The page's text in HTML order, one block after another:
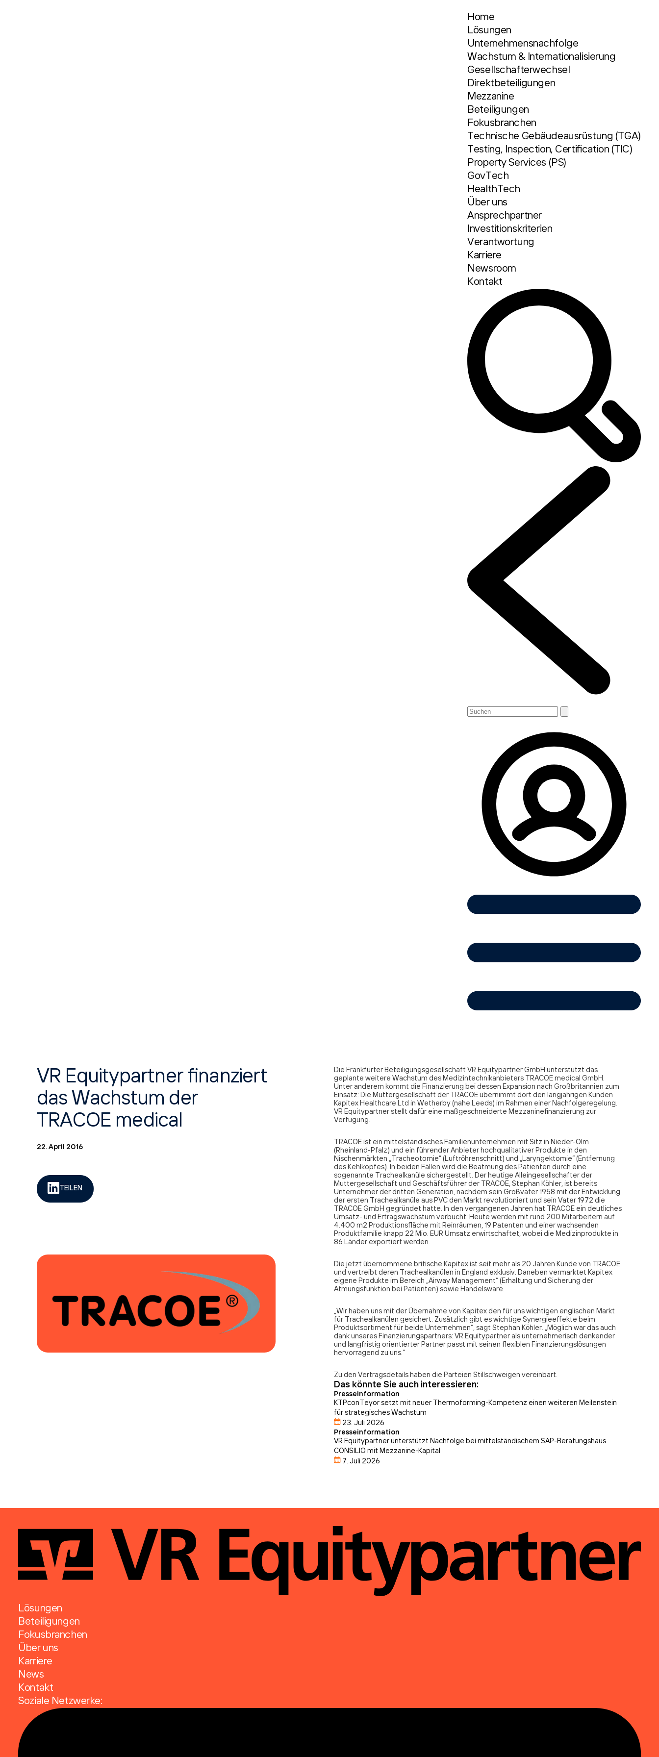
Home
Lösungen
Unternehmensnachfolge
Wachstum & Internationalisierung
Gesellschafterwechsel
Direktbeteiligungen
Mezzanine
Beteiligungen
Fokusbranchen
Technische Gebäudeausrüstung (TGA)
Testing, Inspection, Certification (TIC)
Property Services (PS)
GovTech
HealthTech
Über uns
Ansprechpartner
Investitionskriterien
Verantwortung
Karriere
Newsroom
Kontakt
VR Equitypartner finanziert
das Wachstum der
TRACOE medical
22. April 2016
TEILEN
Die Frankfurter Beteiligungsgesellschaft VR Equitypartner GmbH unterstützt das
geplante weitere Wachstum des Medizintechnikanbieters TRACOE medical GmbH.
Unter anderem kommt die Finanzierung bei dessen Expansion nach Großbritannien zum
Einsatz: Die Muttergesellschaft der TRACOE übernimmt dort den langjährigen Kunden
Kapitex Healthcare Ltd in Wetherby (nahe Leeds) im Rahmen einer Nachfolgeregelung.
VR Equitypartner stellt dafür eine maßgeschneiderte Mezzaninefinanzierung zur
Verfügung.
TRACOE ist ein mittelständisches Familienunternehmen mit Sitz in Nieder-Olm
(Rheinland-Pfalz) und ein führender Anbieter hochqualitativer Produkte in den
Nischenmärkten „Tracheotomie” (Luftröhrenschnitt) und „Laryngektomie“ (Entfernung
des Kehlkopfes). In beiden Fällen wird die Beatmung des Patienten durch eine
sogenannte Trachealkanüle sichergestellt. Der heutige Alleingesellschafter der
Muttergesellschaft und Geschäftsführer der TRACOE, Stephan Köhler, ist bereits
Unternehmer der dritten Generation, nachdem sein Großvater 1958 mit der Entwicklung
der ersten Trachealkanüle aus PVC den Markt revolutioniert und sein Vater 1972 die
TRACOE GmbH gegründet hatte. In den vergangenen Jahren hat TRACOE ein deutliches
Umsatz- und Ertragswachstum verbucht: Heute werden mit rund 200 Mitarbeitern auf
4.400 m2 Produktionsfläche mit Reinräumen, 19 Patenten und einer wachsenden
Produktfamilie knapp 22 Mio. EUR Umsatz erwirtschaftet, wobei die Medizinprodukte in
86 Länder exportiert werden.
Die jetzt übernommene britische Kapitex ist seit mehr als 20 Jahren Kunde von TRACOE
und vertreibt deren Trachealkanülen in England exklusiv. Daneben vermarktet Kapitex
eigene Produkte im Bereich „Airway Management“ (Erhaltung und Sicherung der
Atmungsfunktion bei Patienten) sowie Handelsware.
„Wir haben uns mit der Übernahme von Kapitex den für uns wichtigen englischen Markt
für Trachealkanülen gesichert. Zusätzlich gibt es wichtige Synergieeffekte beim
Produktsortiment für beide Unternehmen“, sagt Stephan Köhler. „Möglich war das auch
dank unseres Finanzierungspartners: VR Equitypartner als unternehmerisch denkender
und langfristig orientierter Partner passt mit seinen flexiblen Finanzierungslösungen
hervorragend zu uns.“
Zu den Vertragsdetails haben die Parteien Stillschweigen vereinbart.
Das könnte Sie auch interessieren:
Presseinformation
KTPconTeyor setzt mit neuer Thermoforming-Kompetenz einen weiteren Meilenstein
für strategisches Wachstum
23. Juli 2026
Presseinformation
VR Equitypartner unterstützt Nachfolge bei mittelständischem SAP-Beratungshaus
CONSILIO mit Mezzanine-Kapital
7. Juli 2026
Lösungen
Beteiligungen
Fokusbranchen
Über uns
Karriere
News
Kontakt
Soziale Netzwerke: